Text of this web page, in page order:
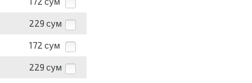
сум
229 сум
172 сум
229 сум